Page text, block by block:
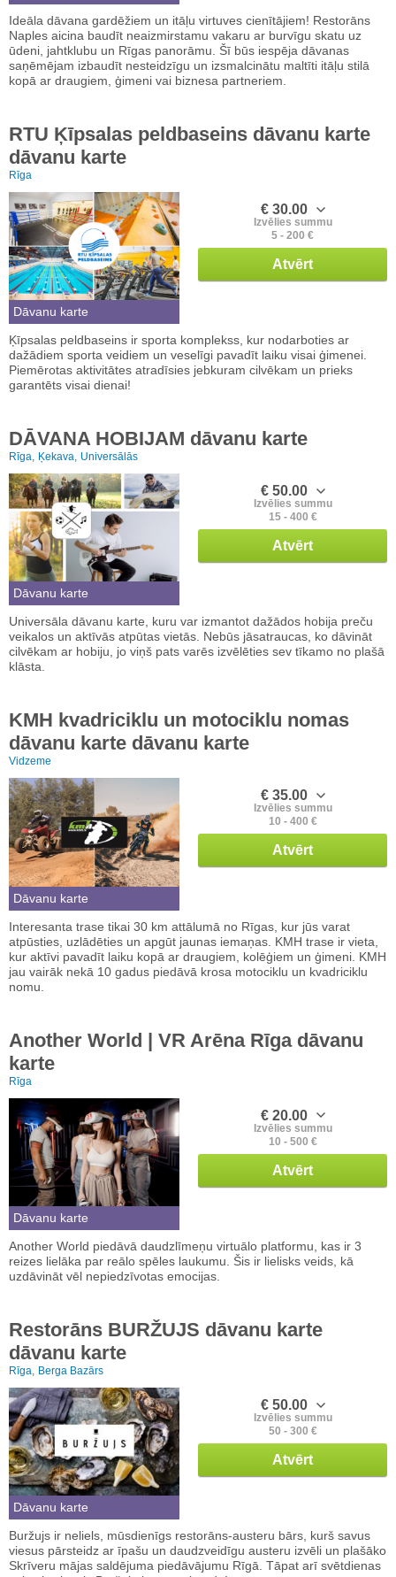
Ideāla dāvana gardēžiem un itāļu virtuves cienītājiem! Restorāns
Naples aicina baudīt neaizmirstamu vakaru ar burvīgu skatu uz
ūdeni, jahtklubu un Rīgas panorāmu. Šī būs iespēja dāvanas
saņēmējam izbaudīt nesteidzīgu un izsmalcinātu maltīti itāļu stilā
kopā ar draugiem, ģimeni vai biznesa partneriem.
RTU Ķīpsalas peldbaseins dāvanu karte
dāvanu karte
Rīga
Dāvanu karte
€ 30.00
Izvēlies summu
5 - 200 €
Atvērt
Ķīpsalas peldbaseins ir sporta komplekss, kur nodarboties ar
dažādiem sporta veidiem un veselīgi pavadīt laiku visai ģimenei.
Piemērotas aktivitātes atradīsies jebkuram cilvēkam un prieks
garantēts visai dienai!
DĀVANA HOBIJAM dāvanu karte
Rīga, Ķekava, Universālās
Dāvanu karte
€ 50.00
Izvēlies summu
15 - 400 €
Atvērt
Universāla dāvanu karte, kuru var izmantot dažādos hobija preču
veikalos un aktīvās atpūtas vietās. Nebūs jāsatraucas, ko dāvināt
cilvēkam ar hobiju, jo viņš pats varēs izvēlēties sev tīkamo no plašā
klāsta.
KMH kvadriciklu un motociklu nomas
dāvanu karte dāvanu karte
Vidzeme
Dāvanu karte
€ 35.00
Izvēlies summu
10 - 400 €
Atvērt
Interesanta trase tikai 30 km attālumā no Rīgas, kur jūs varat
atpūsties, uzlādēties un apgūt jaunas iemaņas. KMH trase ir vieta,
kur aktīvi pavadīt laiku kopā ar draugiem, kolēģiem un ģimeni. KMH
jau vairāk nekā 10 gadus piedāvā krosa motociklu un kvadriciklu
nomu.
Another World | VR Arēna Rīga dāvanu
karte
Rīga
Dāvanu karte
€ 20.00
Izvēlies summu
10 - 500 €
Atvērt
Another World piedāvā daudzlīmeņu virtuālo platformu, kas ir 3
reizes lielāka par reālo spēles laukumu. Šis ir lielisks veids, kā
uzdāvināt vēl nepiedzīvotas emocijas.
Restorāns BURŽUJS dāvanu karte
dāvanu karte
Rīga, Berga Bazārs
Dāvanu karte
€ 50.00
Izvēlies summu
50 - 300 €
Atvērt
Buržujs ir neliels, mūsdienīgs restorāns-austeru bārs, kurš savus
viesus pārsteidz ar īpašu un daudzveidīgu austeru izvēli un plašāko
Skrīveru mājas saldējuma piedāvājumu Rīgā. Tāpat arī svētdienas